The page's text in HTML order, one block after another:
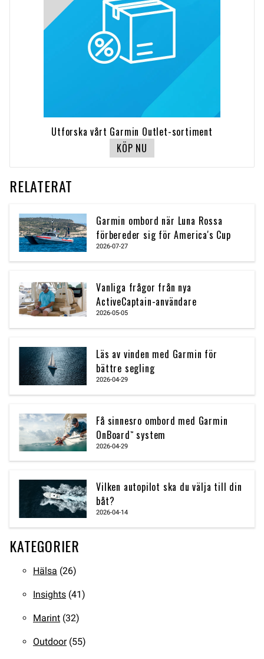
Utforska vårt Garmin Outlet-sortiment
KÖP NU
RELATERAT
Garmin ombord när Luna Rossa
förbereder sig för America's Cup
2026-07-27
Vanliga frågor från nya
ActiveCaptain-användare
2026-05-05
Läs av vinden med Garmin för
bättre segling
2026-04-29
Få sinnesro ombord med Garmin
OnBoard™ system
2026-04-29
Vilken autopilot ska du välja till din
båt?
2026-04-14
KATEGORIER
Hälsa (26)
Insights (41)
Marint (32)
Outdoor(55)